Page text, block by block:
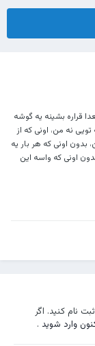
قراره بشینه یه گوشه
نه من، اونی که از
بدون اونی که هر بار یه
اونی که واسه این
نام کنید. اگر
وارد شوید.